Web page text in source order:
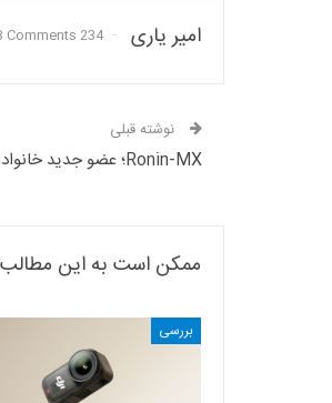
امیر یاری 234 Posts
Comments
نوشته قبلی
Ronin-MX؛ عضو جدید خانواده DJI Ronin
ممکن است به این مطالب
بررسی